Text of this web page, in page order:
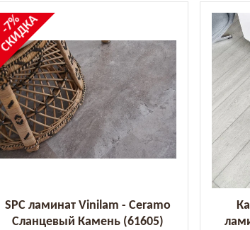
-7%
СКИДКА
SPC ламинат Vinilam - Ceramo
Сланцевый Камень (61605)